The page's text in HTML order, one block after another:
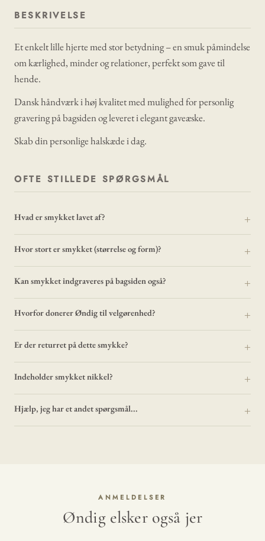
BESKRIVELSE
Et enkelt lille hjerte med stor betydning – en smuk påmindelse
om kærlighed, minder og relationer, perfekt som gave til
hende.
Dansk håndværk i høj kvalitet med mulighed for personlig
gravering på bagsiden og leveret i elegant gaveæske.
Skab din personlige halskæde i dag.
OFTE STILLEDE SPØRGSMÅL
Hvad er smykket lavet af?
Hvor stort er smykket (størrelse og form)?
Kan smykket indgraveres på bagsiden også?
Hvorfor donerer Øndig til velgørenhed?
Er der returret på dette smykke?
Indeholder smykket nikkel?
Hjælp, jeg har et andet spørgsmål...
ANMELDELSER
Øndig elsker også jer